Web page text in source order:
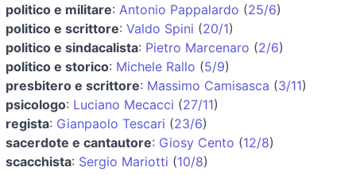
politico e militare: Antonio Pappalardo (25/6)
politico e scrittore: Valdo Spini (20/1)
politico e sindacalista: Pietro Marcenaro (2/6)
politico e storico: Michele Rallo (5/9)
presbitero e scrittore: Massimo Camisasca (3/11)
psicologo: Luciano Mecacci (27/11)
regista: Gianpaolo Tescari (23/6)
sacerdote e cantautore: Giosy Cento (12/8)
scacchista: Sergio Mariotti (10/8)